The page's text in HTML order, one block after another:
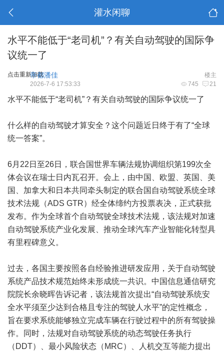
灌水闲聊
水平不能低于“老司机”？有关自动驾驶的国际争
议统一了
点击重新加载 楼主
帝都潘佳
745 21
2026-7-6 17:53:33
水平不能低于“老司机”？有关自动驾驶的国际争议统一了
什么样的自动驾驶才算安全？这个问题近日终于有了“全球
统一答案”。
6月22日至26日，联合国世界车辆法规协调组织第199次全
体会议在瑞士日内瓦召开。会上，由中国、欧盟、英国、美
国、加拿大和日本共同牵头制定的联合国自动驾驶系统全球
技术法规（ADS GTR）经全体缔约方投票表决，正式获批
发布。作为全球首个自动驾驶全球技术法规，该法规对加速
自动驾驶系统产业化发展、推动全球汽车产业智能化转型具
有里程碑意义。
过去，各国主要按照各自经验推进研发应用，关于自动驾驶
系统产品技术规范始终未形成统一共识。中国信息通信研究
院院长余晓晖告诉记者，该法规首次提出“自动驾驶系统安
全水平须至少达到合格且专注的驾驶人水平”的定性概念，
旨在要求系统能够独立完成车辆在行驶过程中的所有驾驶操
作。同时，法规对自动驾驶系统的动态驾驶任务执行
（DDT）、最小风险状态（MRC）、人机交互等能力提出